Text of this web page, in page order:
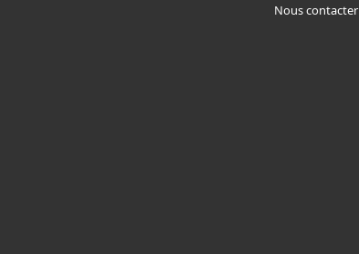
Nous contacter